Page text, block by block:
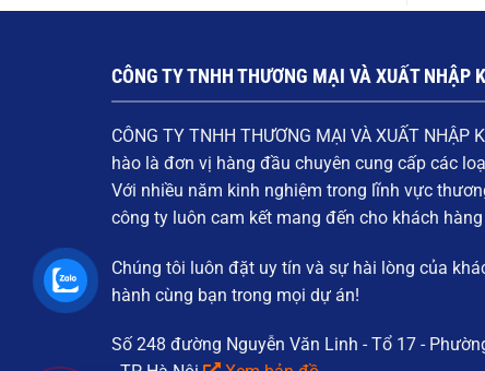
CÔNG TY TNHH THƯƠNG MẠI VÀ XUẤT NHẬP
CÔNG TY TNHH THƯƠNG MẠI VÀ XUẤT NHẬP
hào là đơn vị hàng đầu chuyên cung cấp các
Với nhiều năm kinh nghiệm trong lĩnh vực
công ty luôn cam kết mang đến cho khách
Chúng tôi luôn đặt uy tín và sự hài lòng của
hành cùng bạn trong mọi dự án!
Số 248 đường Nguyễn Văn Linh - Tổ 17 -